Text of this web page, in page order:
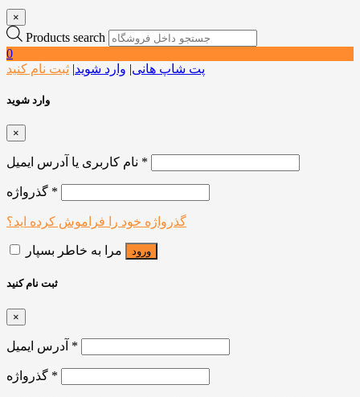
×
Products search
0
پت شاپ هانی| وارد شوید| ثبت نام کنید
وارد شوید
×
*
*
گذرواژه خود را فراموش کرده اید؟
مرا به خاطر بسپار ورود
ثبت نام کنید
×
*
*